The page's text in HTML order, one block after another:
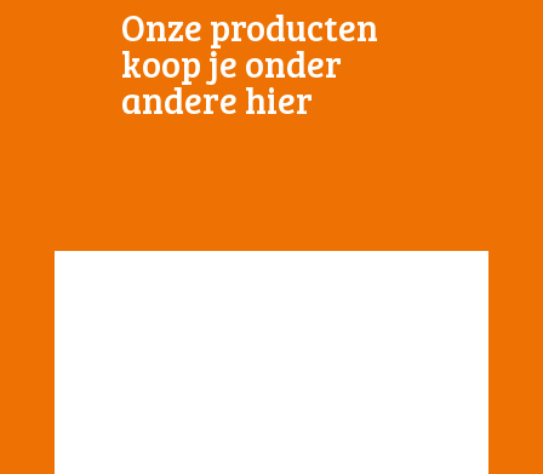
Onze producten
koop je onder
andere hier